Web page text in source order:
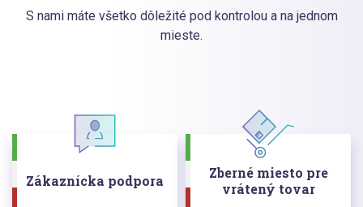
S nami máte všetko dôležité pod kontrolou a na jednom
mieste.
Zákaznícka podpora
Zberné miesto pre
vrátený tovar